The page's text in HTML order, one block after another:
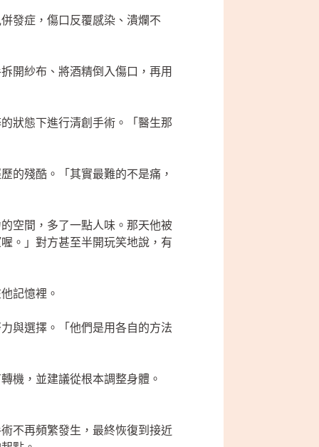
發症，傷口反覆感染、潰爛不
開紗布、將酒精倒入傷口，再用
狀態下進行清創手術。「醫生那
的殘酷。「其實最難的不是痛，
空間，多了一點人味。那天他被
。」對方甚至半開玩笑地說，有
記憶裡。
與選擇。「他們是用各自的方法
機，並建議從根本調整身體。
不再頻繁發生，最終恢復到接近